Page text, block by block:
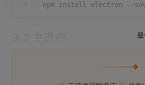
npm install electron --